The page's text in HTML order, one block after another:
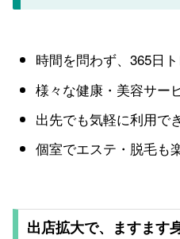
時間を問わず、365日
様々な健康・美容サー
出先でも気軽に利用で
個室でエステ・脱毛も
出店拡大で、ますます